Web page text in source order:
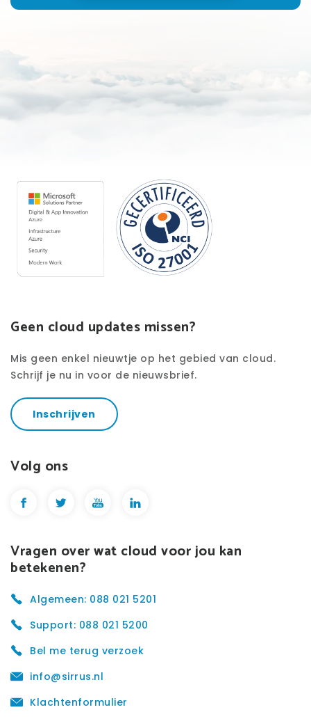
Geen cloud updates missen?
Mis geen enkel nieuwtje op het gebied van cloud.
Schrijf je nu in voor de nieuwsbrief.
Inschrijven
Volg ons
Vragen over wat cloud voor jou kan
betekenen?
Algemeen: 088 021 5201
Support: 088 021 5200
Bel me terug verzoek
info@sirrus.nl
Klachtenformulier